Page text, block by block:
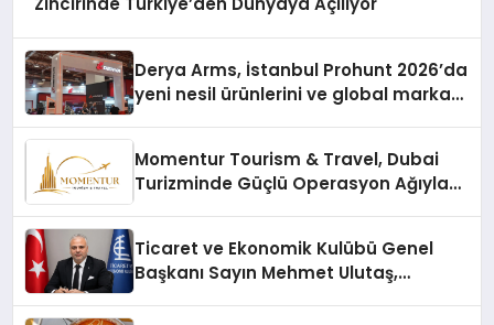
Derya Arms, İstanbul Prohunt 2026’da
yeni nesil ürünlerini ve global marka
Momentur Tourism & Travel, Dubai
Turizminde Güçlü Operasyon Ağıyla
Ticaret ve Ekonomik Kulübü Genel
Başkanı Sayın Mehmet Ulutaş,